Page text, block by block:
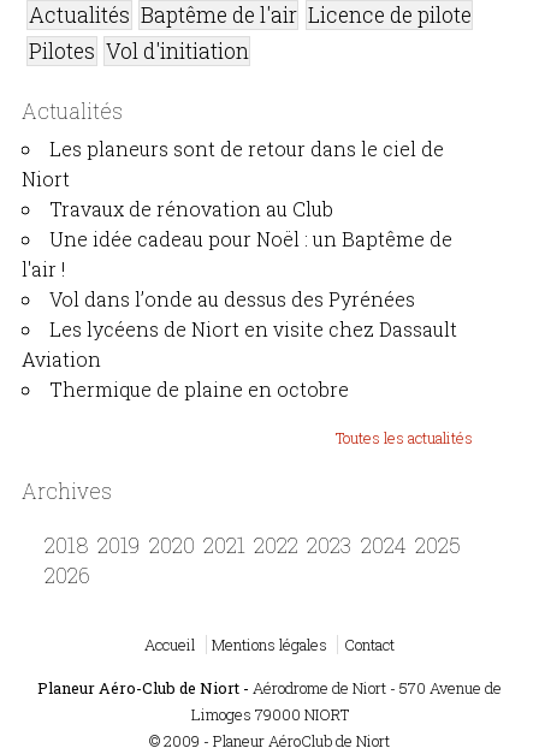
Actualités Baptême de l'air Licence de pilote
Pilotes Vol d'initiation
Actualités
Les planeurs sont de retour dans le ciel de
Niort
Travaux de rénovation au Club
Une idée cadeau pour Noël : un Baptême de
l'air !
Vol dans l’onde au dessus des Pyrénées
Les lycéens de Niort en visite chez Dassault
Aviation
Thermique de plaine en octobre
Toutes les actualités
Archives
2018 2019 2020 2021 2022 2023 2024 2025
2026
Accueil Mentions légales Contact
Planeur Aéro-Club de Niort - Aérodrome de Niort - 570 Avenue de
Limoges 79000 NIORT
© 2009 - Planeur AéroClub de Niort